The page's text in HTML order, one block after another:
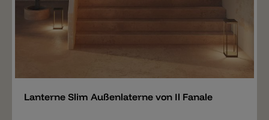
Lanterne Slim Außenlaterne von Il Fanale